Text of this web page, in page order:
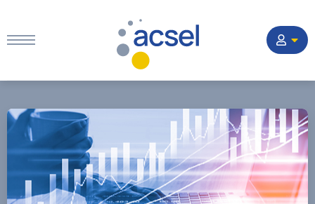
Settori
Corsi